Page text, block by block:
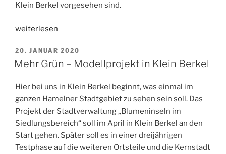
Klein Berkel vorgesehen sind.
„Ortsrat
der
Stadtverwaltung“
weiterlesen
VERÖFFENTLICHT
AM
20. JANUAR 2020
Mehr Grün – Modellprojekt in Klein Berkel
Hier bei uns in Klein Berkel beginnt, was einmal im
ganzen Hamelner Stadtgebiet zu sehen sein soll. Das
Projekt der Stadtverwaltung „Blumeninseln im
Siedlungsbereich“ soll im April in Klein Berkel an den
Start gehen. Später soll es in einer dreijährigen
Testphase auf die weiteren Ortsteile und die Kernstadt